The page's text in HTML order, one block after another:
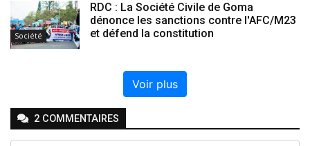
Société
RDC : La Société Civile de Goma
dénonce les sanctions contre l'AFC/M23
et défend la constitution
Voir plus
2 COMMENTAIRES